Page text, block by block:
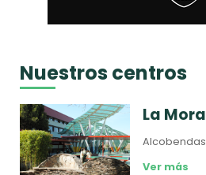
Nuestros centros
La
Ver más